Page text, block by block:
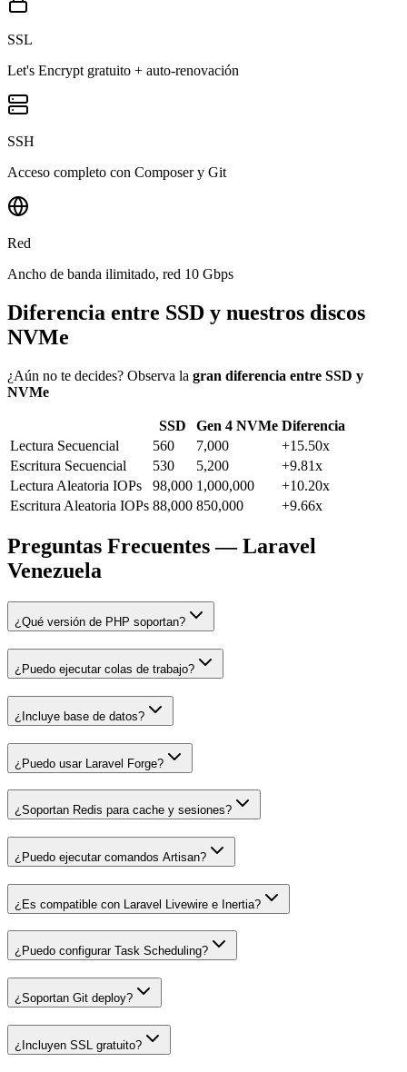
SSL
Let's Encrypt gratuito + auto-renovación
SSH
Acceso completo con Composer y Git
Red
Ancho de banda ilimitado, red 10 Gbps
Diferencia entre SSD y nuestros discos
NVMe
¿Aún no te decides? Observa la gran diferencia entre SSD y
NVMe
SSD Gen 4 NVMe Diferencia
Lectura Secuencial
560 7,000
+15.50x
Escritura Secuencial
530 5,200
+9.81x
Lectura Aleatoria IOPs
98,000 1,000,000
+10.20x
Escritura Aleatoria IOPs 88,000 850,000 +9.66x
Preguntas Frecuentes — Laravel
Venezuela
¿Qué versión de PHP soportan?
¿Puedo ejecutar colas de trabajo?
¿Incluye base de datos?
¿Puedo usar Laravel Forge?
¿Soportan Redis para cache y sesiones?
¿Puedo ejecutar comandos Artisan?
¿Es compatible con Laravel Livewire e Inertia?
¿Puedo configurar Task Scheduling?
¿Soportan Git deploy?
¿Incluyen SSL gratuito?